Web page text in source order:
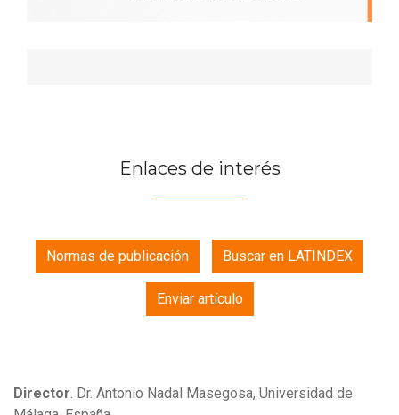
Enlaces de interés
Normas de publicación Buscar en LATINDEX
Enviar artículo
Director Dr. Antonio Nadal Masegosa, Universidad de